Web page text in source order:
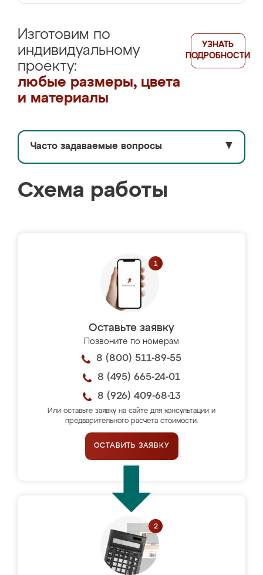
Изготовим по
индивидуальному
проекту:
любые размеры, цвета
и материалы
УЗНАТЬ
ПОДРОБНОСТИ
Часто задаваемые вопросы ▼
Схема работы
Оставьте заявку
Позвоните по номерам
8 (800) 511-89-55
8 (495) 665-24-01
8 (926) 409-68-13
Или оставьте заявку на сайте для консультации и
предварительного расчёта стоимости.
ОСТАВИТЬ ЗАЯВКУ